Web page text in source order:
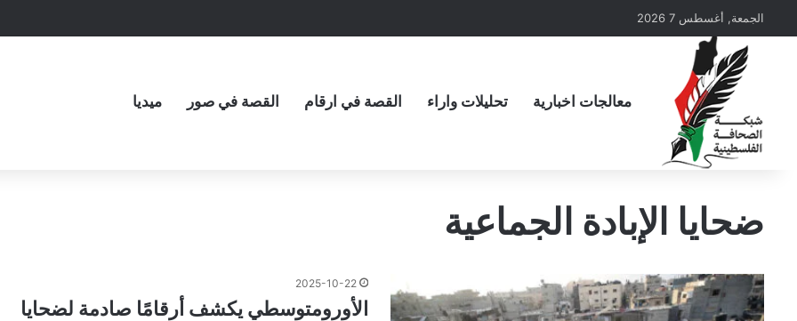
الجمعة, أغسطس 7 2026
معالجات اخبارية تحليلات واراء القصة في ارقام القصة في صور ميديا
ضحايا الإبادة الجماعية
2025-10-22
الأورومتوسطي يكشف أرقامًا صادمة لضحايا